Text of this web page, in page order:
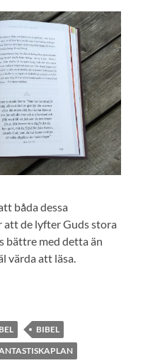
båda dessa
de lyfter Guds stora
bättre med detta än
värda att läsa.
BIBEL